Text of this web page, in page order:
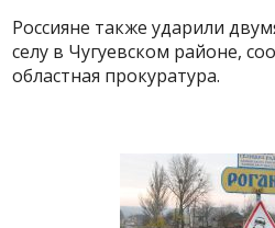
Россияне также ударили
селу в Чугуевском районе,
областная прокуратура.